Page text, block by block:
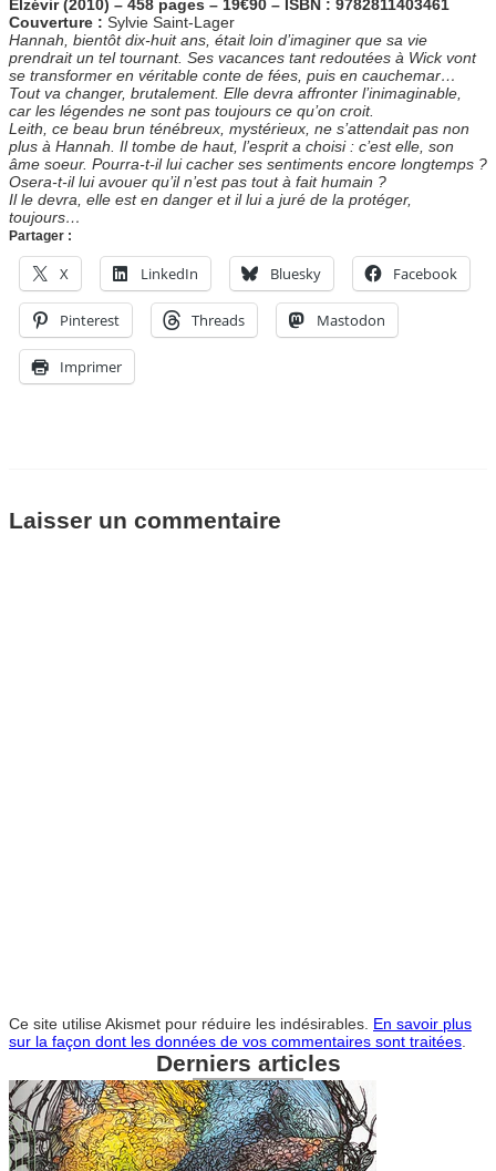
Elzévir (2010) – 458 pages – 19€90 – ISBN : 9782811403461
Couverture : Sylvie Saint-Lager
Hannah, bientôt dix-huit ans, était loin d’imaginer que sa vie
prendrait un tel tournant. Ses vacances tant redoutées à Wick vont
se transformer en véritable conte de fées, puis en cauchemar…
Tout va changer, brutalement. Elle devra affronter l’inimaginable,
car les légendes ne sont pas toujours ce qu’on croit.
Leith, ce beau brun ténébreux, mystérieux, ne s’attendait pas non
plus à Hannah. Il tombe de haut, l’esprit a choisi : c’est elle, son
âme soeur. Pourra-t-il lui cacher ses sentiments encore longtemps ?
Osera-t-il lui avouer qu’il n’est pas tout à fait humain ?
Il le devra, elle est en danger et il lui a juré de la protéger,
toujours…
Partager :
X LinkedIn Bluesky Facebook
Pinterest Threads Mastodon
Imprimer
Laisser un commentaire
Ce site utilise Akismet pour réduire les indésirables. En savoir plus
sur la façon dont les données de vos commentaires sont traitées
Derniers articles